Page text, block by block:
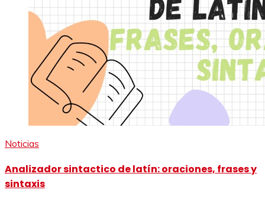
Noticias
Analizador sintactico de latín: oraciones, frases y
sintaxis